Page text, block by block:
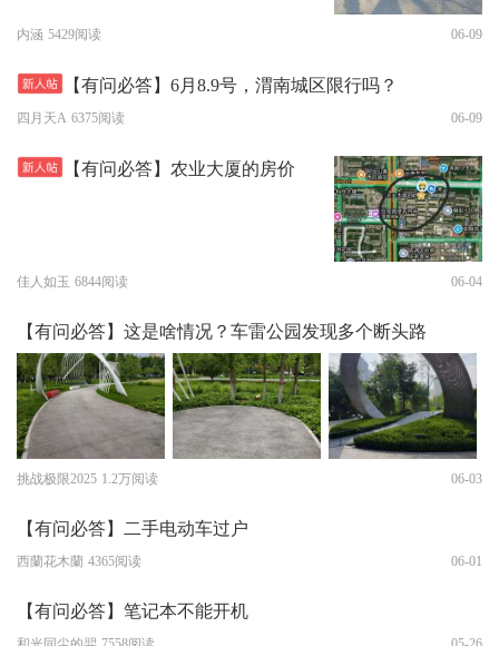
内涵 5429阅读 06-09
【有问必答】6月8.9号，渭南城区限行吗？
四月天A 6375阅读 06-09
【有问必答】农业大厦的房价
佳人如玉 6844阅读 06-04
【有问必答】这是啥情况？车雷公园发现多个断头路
挑战极限2025 1.2万阅读 06-03
【有问必答】二手电动车过户
西蘭花木蘭 4365阅读 06-01
【有问必答】笔记本不能开机